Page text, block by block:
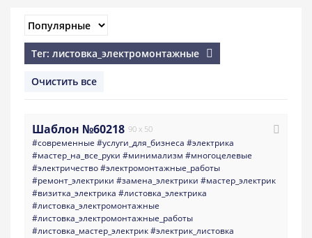
Тег: листовка_электромонтажные
Очистить все
Шаблон №60218 90 x 50
#современные #услуги_для_бизнеса #электрика
#мастер_на_все_руки #минимализм #многоцелевые
#электричество#электромонтажные_работы
#ремонт_электрики #замена_электрики #мастер_электрик
#визитка_электрика #листовка_электрика
#листовка_электромонтажные
#листовка_электромонтажные_работы
#листовка_мастер_электрик#электрик_листовка